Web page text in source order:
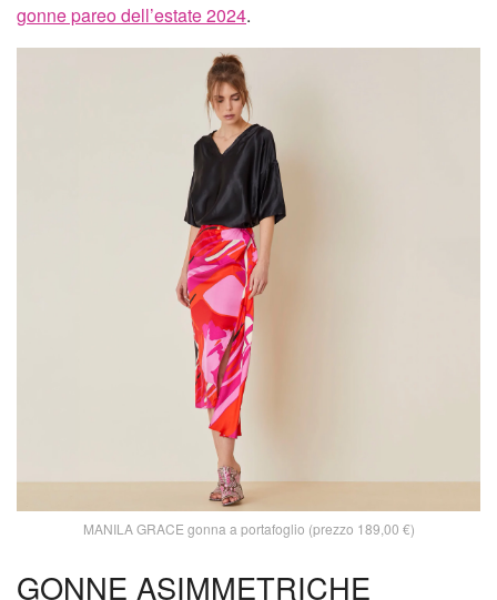
gonne pareo dell’estate 2024.
MANILA GRACE gonna a portafoglio (prezzo 189,00 €)
GONNE ASIMMETRICHE